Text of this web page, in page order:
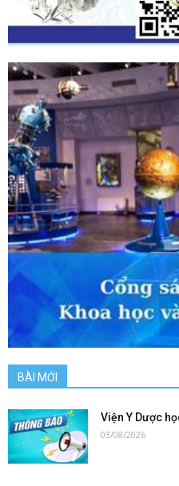
BÀI MỚI
Viện Y Dược
03/08/2026